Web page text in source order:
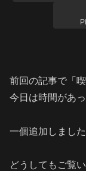
前回の記事で「
今日は時間があ
一個追加しました
どうしてもご覧